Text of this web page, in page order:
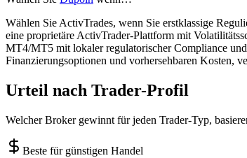
Wählen Sie ActivTrades, wenn Sie erstklassige
eine proprietäre ActivTrader-Plattform mit
MT4/MT5 mit lokaler regulatorischer Compliance
Finanzierungsoptionen und vorhersehbaren Kosten,
Urteil nach Trader-Profil
Welcher Broker gewinnt für jeden Trader-Typ,
Beste für günstigen Handel